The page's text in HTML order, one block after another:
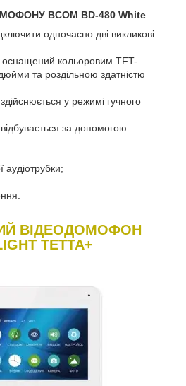
BCOM BD-480 White
одночасно дві викликові
кольоровим TFT-
та роздільною здатністю
у режимі гучного
за допомогою
аудіотрубки;
ВІДЕОДОМОФОН
TETTA+